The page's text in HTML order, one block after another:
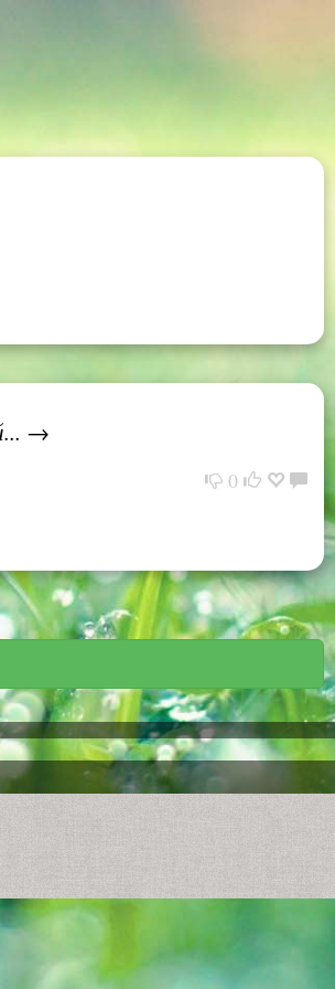
→
0